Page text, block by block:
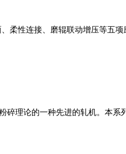
柔性连接、磨辊联动增压等五
理论的一种先进的轧机。本系